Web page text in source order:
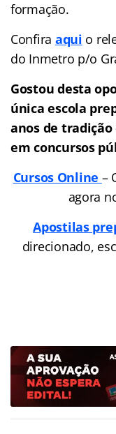
formação.
Confira aqui o
do Inmetro p/o
Gostou desta
única escola
anos de tradição
em concursos
Cursos Online –
agora
Apostilas
direcionado,